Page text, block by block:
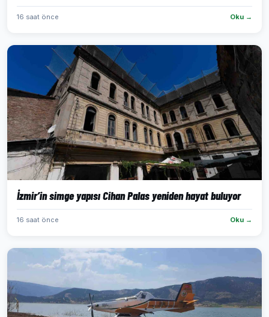
16 saat önce Oku →
İzmir’in simge yapısı Cihan Palas yeniden hayat buluyor
16 saat önce Oku →